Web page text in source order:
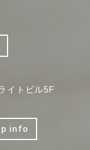
イトビル5F
info